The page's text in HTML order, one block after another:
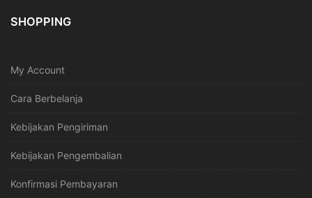
SHOPPING
My Account
Cara Berbelanja
Kebijakan Pengiriman
Kebijakan Pengembalian
Konfirmasi Pembayaran